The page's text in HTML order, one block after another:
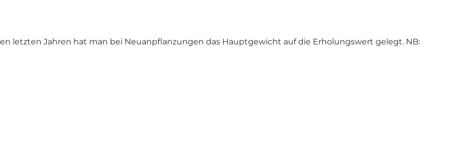
letzten Jahren hat man bei Neuanpflanzungen das Hauptgewicht auf die Erholungswert gelegt. NB: